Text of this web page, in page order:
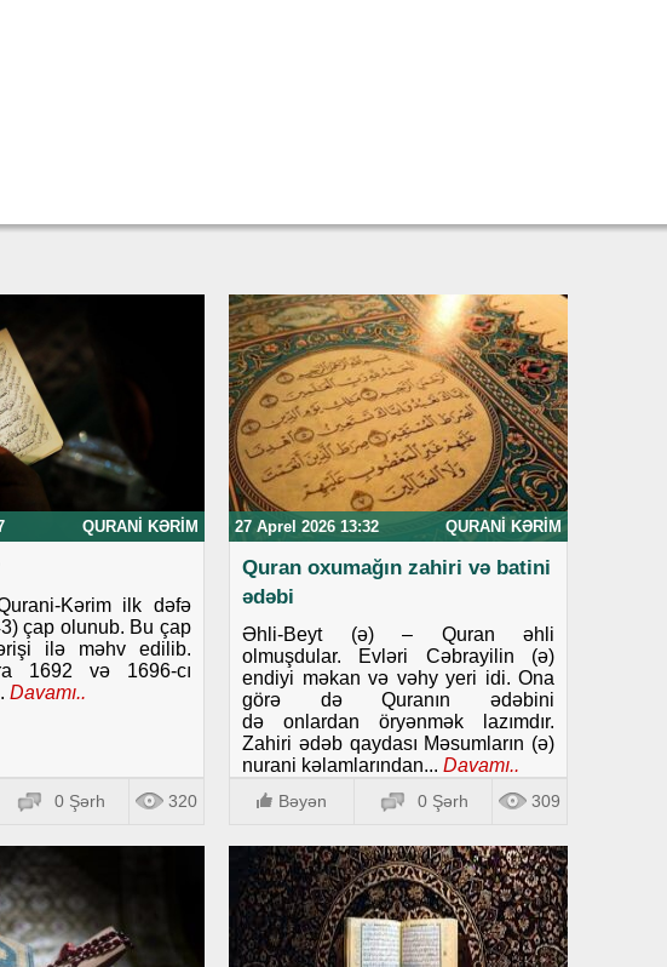
QURANI KƏRIM
Kərim ilk dəfə
çap olunub. Bu çap
ilə məhv edilib.
1692 və 1696-cı
Davamı..
0 Şərh 320
27 Aprel 2026 13:32 QURANI KƏRIM
Quran oxumağın zahiri və batini
ədəbi
Əhli-Beyt (ə) – Quran əhli
olmuşdular. Evləri Cəbrayilin (ə)
endiyi məkan və vəhy yeri idi. Ona
görə də Quranın ədəbini
də onlardan öryənmək lazımdır.
Zahiri ədəb qaydası Məsumların (ə)
nurani kəlamlarından... Davamı..
Bəyən 0 Şərh 309